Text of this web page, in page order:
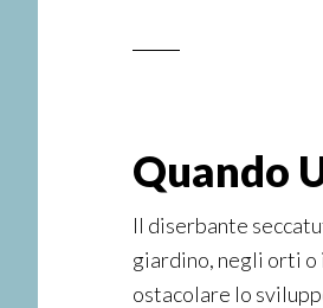
Quando
Il diserbante
giardino, negli orti o
ostacolare lo